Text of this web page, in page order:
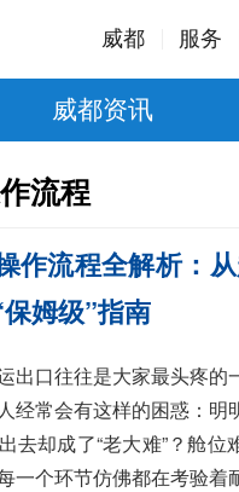
威都 服务
威都资讯
流程
作流程全解析：
姆级”指南
出口往往是大家最头疼的
经常会有这样的困惑：明
去却成了“老大难”？舱位
一个环节仿佛都在考验着